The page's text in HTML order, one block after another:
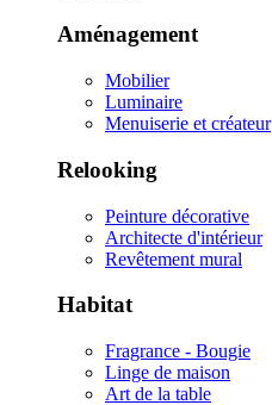
Aménagement
Mobilier
Luminaire
Menuiserie et créateur
Relooking
Peinture décorative
Architecte d'intérieur
Revêtement mural
Habitat
Fragrance - Bougie
Linge de maison
Art de la table